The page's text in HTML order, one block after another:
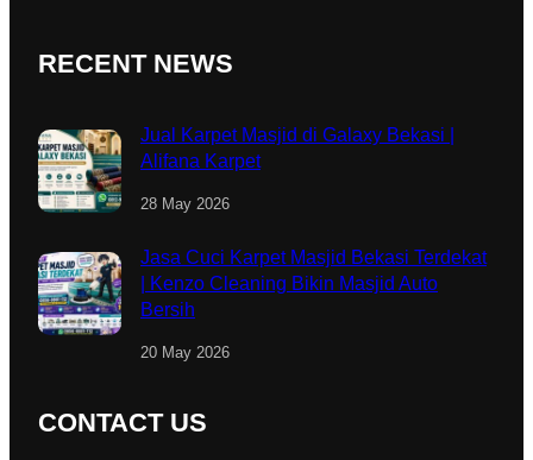
RECENT NEWS
Jual Karpet Masjid di Galaxy Bekasi |
Alifana Karpet
28 May 2026
Jasa Cuci Karpet Masjid Bekasi Terdekat
| Kenzo Cleaning Bikin Masjid Auto
Bersih
20 May 2026
CONTACT US